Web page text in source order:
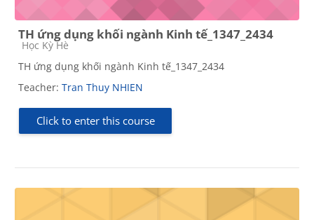
TH ứng dụng khối ngành Kinh tế_1347_2434
Course category
Học Kỳ Hè
TH ứng dụng khối ngành Kinh tế_1347_2434
Teacher: Tran Thuy NHIEN
Click to enter this course